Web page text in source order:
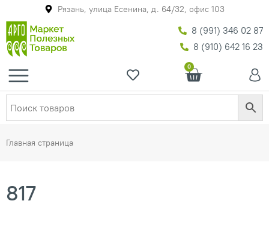
Рязань, улица Есенина, д. 64/32, офис 103
8 (991) 346 02 87
8 (910) 642 16 23
0
Главная страница
817